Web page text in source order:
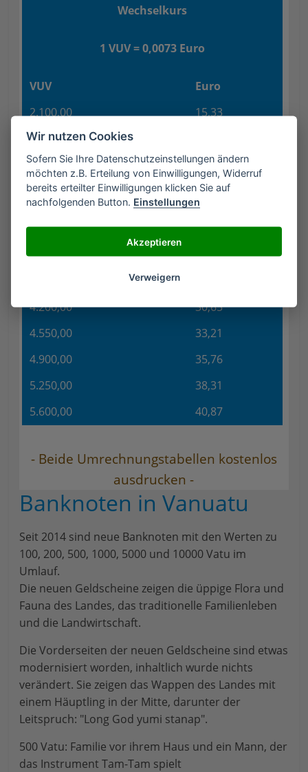
Wechselkurs
1 VUV = 0,0073 Euro
VUV
Euro
2.100,00
15,33
2.450,00
2.800,00
20,43
3.150,00
22,99
für unterwegs
4.200,00
30,65
4.550,00
33,21
4.900,00
35,76
5.250,00
38,31
5.600,00
40,87
- Beide Umrechnungstabellen kostenlos
ausdrucken -
Banknoten in Vanuatu
Seit 2014 sind neue Banknoten mit den Werten zu
100, 200, 500, 1000, 5000 und 10000 Vatu im
Umlauf.
Die neuen Geldscheine zeigen die üppige Flora und
Fauna des Landes, das traditionelle Familienleben
und die Landwirtschaft.
Die Vorderseiten der neuen Geldscheine sind etwas
modernisiert worden, inhaltlich wurde nichts
verändert. Sie zeigen das Wappen des Landes mit
einem Häuptling in der Mitte, darunter der
Leitspruch: "Long God yumi stanap".
500 Vatu: Familie vor ihrem Haus und ein Mann, der
das Instrument Tam-Tam spielt
Wir nutzen Cookies
Sofern Sie Ihre Datenschutzeinstellungen ändern
möchten z.B. Erteilung von Einwilligungen, Widerruf
bereits erteilter Einwilligungen klicken Sie auf
nachfolgenden Button. Einstellungen
Akzeptieren
Verweigern